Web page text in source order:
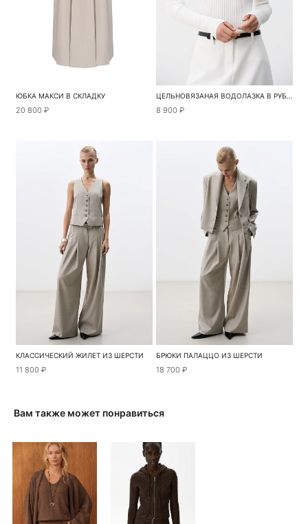
ЮБКА МАКСИ В СКЛАДКУ
20 800 ₽
ЦЕЛЬНОВЯЗАНАЯ ВОДОЛАЗКА В РУБЧИК
8 900 ₽
КЛАССИЧЕСКИЙ ЖИЛЕТ ИЗ ШЕРСТИ
11 800 ₽
БРЮКИ ПАЛАЦЦО ИЗ ШЕРСТИ
18 700 ₽
Вам также может понравиться